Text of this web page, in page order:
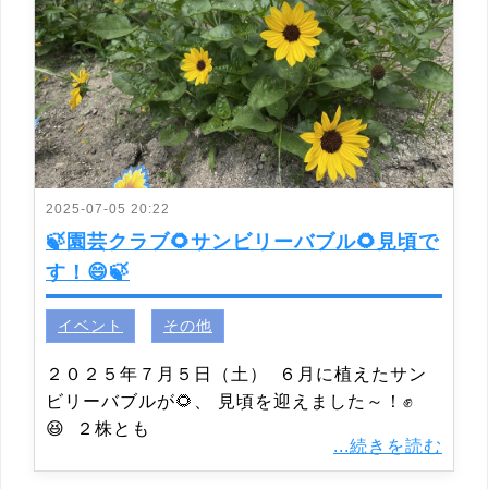
2025-07-05 20:22
🍃園芸クラブ🌻サンビリーバブル🌻見頃で
す！😄🍃
イベント その他
２０２５年７月５日（土） ６月に植えたサン
ビリーバブルが🌻、 見頃を迎えました～！✊
😆 ２株とも
...続きを読む